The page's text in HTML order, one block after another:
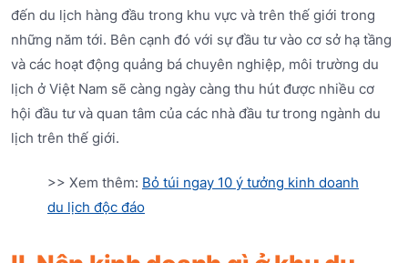
đến du lịch hàng đầu trong khu vực và trên thế giới trong
những năm tới. Bên cạnh đó với sự đầu tư vào cơ sở hạ tầng
và các hoạt động quảng bá chuyên nghiệp, môi trường du
lịch ở Việt Nam sẽ càng ngày càng thu hút được nhiều cơ
hội đầu tư và quan tâm của các nhà đầu tư trong ngành du
lịch trên thế giới.
>> Xem thêm: Bỏ túi ngay 10 ý tưởng kinh doanh
du lịch độc đáo